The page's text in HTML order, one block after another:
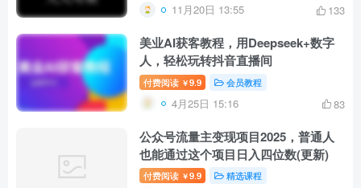
11月20日 13:55 133
美业AI获客教程，用Deepseek+数字
人，轻松玩转抖音直播间
付费阅读 ￥9.9 会员教程
4月25日 15:16 83
公众号流量主变现项目2025，普通人
也能通过这个项目日入四位数(更新)
付费阅读 ￥9.9 精选课程